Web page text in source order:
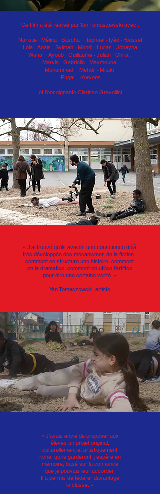
Ce film a été réalisé par Yan Tomaszewski avec :
Nairatie · Mélina · Sascha · Raphaël · Iyèd · Youssef
Lola · Anaïs · Sylman · Mehdi · Lucas · Jehayna
Wafia · Ayoub · Guillaume · Julian · Christ-
Marvin · Gabrielle · Maymouna
Mohammed · Mehdi · Mitaki
Pugal · Kervens
et l’enseignante Clarisse Gravellini
« J'ai trouvé qu'ils avaient une conscience déjà
très développée des mécanismes de la fiction :
comment on structure une histoire, comment
on la dramatise, comment on utilise l'artifice
pour dire une certaine vérité. »
Yan Tomaszewski, artiste
« J’avais envie de proposer aux
élèves un projet original,
culturellement et artistiquement
riche, qu’ils garderont, j’espère en
mémoire, basé sur la confiance
que je pouvais leur accorder.
Il a permis de fédérer davantage
la classe. »